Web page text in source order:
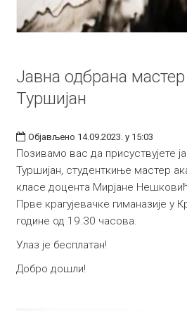
Јавна одбрана
Туршијан
Објављено 14.09.2023. у 15:03
Позивамо вас да присуствујете
Туршијан, студенткиње мастер
класе доцента Мирјане
Прве крагујевачке гиманазије у
године од 19.30 часова.
Улаз је бесплатан!
Добро дошли!